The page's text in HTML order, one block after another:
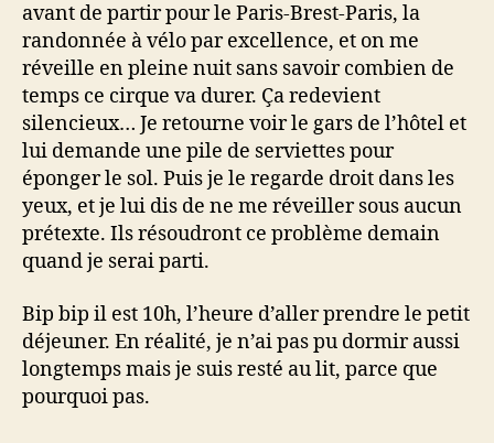
avant de partir pour le Paris-Brest-Paris, la
randonnée à vélo par excellence, et on me
réveille en pleine nuit sans savoir combien de
temps ce cirque va durer. Ça redevient
silencieux… Je retourne voir le gars de l’hôtel et
lui demande une pile de serviettes pour
éponger le sol. Puis je le regarde droit dans les
yeux, et je lui dis de ne me réveiller sous aucun
prétexte. Ils résoudront ce problème demain
quand je serai parti.
Bip bip il est 10h, l’heure d’aller prendre le petit
déjeuner. En réalité, je n’ai pas pu dormir aussi
longtemps mais je suis resté au lit, parce que
pourquoi pas.